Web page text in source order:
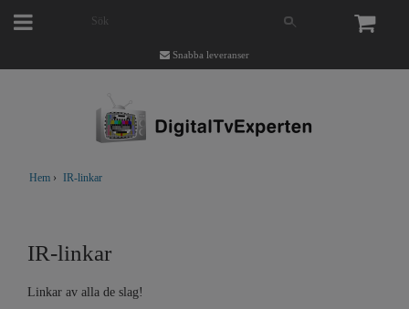
Snabba leveranser
Hem › IR-linkar
IR-linkar
Linkar av alla de slag!